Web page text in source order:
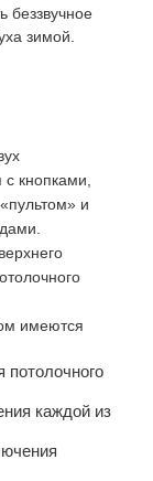
беззвучное
зимой.
кнопками,
и
имеются
потолочного
каждой из